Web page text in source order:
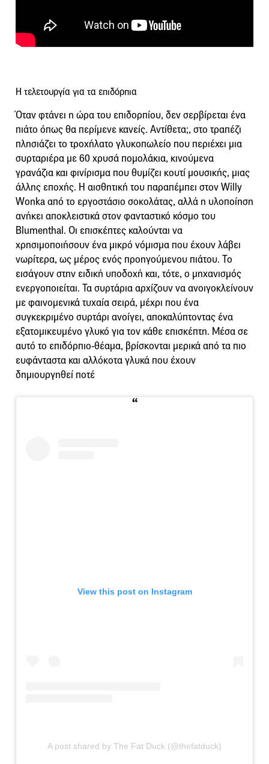
Η τελετουργία για τα επιδόρπια
Όταν φτάνει η ώρα του επιδορπίου, δεν σερβίρεται ένα
πιάτο όπως θα περίμενε κανείς. Αντίθετα;, στο τραπέζι
πλησιάζει το τροχήλατο γλυκοπωλείο που περιέχει μια
συρταριέρα με 60 χρυσά πομολάκια, κινούμενα
γρανάζια και φινίρισμα που θυμίζει κουτί μουσικής, μιας
άλλης εποχής. Η αισθητική του παραπέμπει στον Willy
Wonka από το εργοστάσιο σοκολάτας, αλλά η υλοποίηση
ανήκει αποκλειστικά στον φανταστικό κόσμο του
Blumenthal. Οι επισκέπτες καλούνται να
χρησιμοποιήσουν ένα μικρό νόμισμα που έχουν λάβει
νωρίτερα, ως μέρος ενός προηγούμενου πιάτου. Το
εισάγουν στην ειδική υποδοχή και, τότε, ο μηχανισμός
ενεργοποιείται. Τα συρτάρια αρχίζουν να ανοιγοκλείνουν
με φαινομενικά τυχαία σειρά, μέχρι που ένα
συγκεκριμένο συρτάρι ανοίγει, αποκαλύπτοντας ένα
εξατομικευμένο γλυκό για τον κάθε επισκέπτη. Μέσα σε
αυτό το επιδόρπιο-θέαμα, βρίσκονται μερικά από τα πιο
ευφάνταστα και αλλόκοτα γλυκά που έχουν
δημιουργηθεί ποτέ
View this post on Instagram
A post shared by The Fat Duck (@thefatduck)